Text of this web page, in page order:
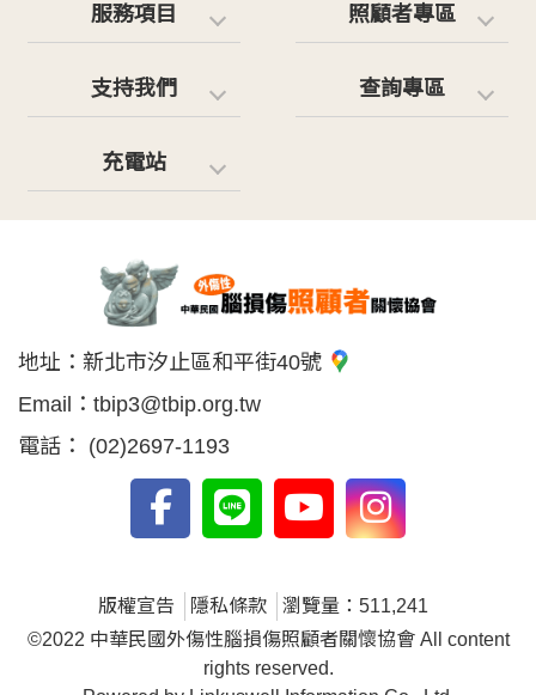
服務項目 照顧者專區
支持我們 查詢專區
充電站
地址： 新北市汐止區和平街40號
Email： tbip3@tbip.org.tw
電話：
(02)2697-1193
版權宣告 隱私條款
瀏覽量：511,241
©2022 中華民國外傷性腦損傷照顧者關懷協會 All content
rights reserved.